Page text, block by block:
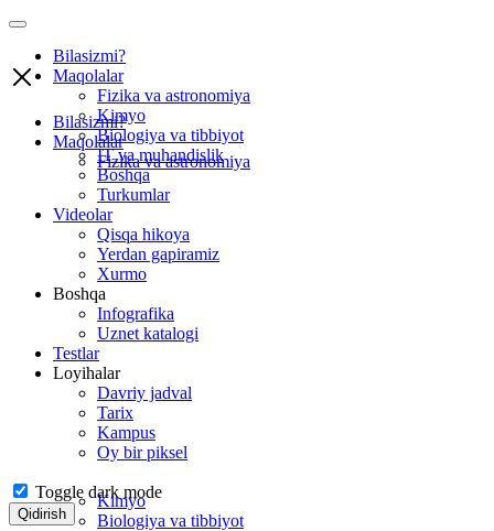
Bilasizmi?
Maqolalar
Fizika va astronomiya
Kimyo
Biologiya va tibbiyot
IT va muhandislik
Boshqa
Turkumlar
Videolar
Qisqa hikoya
Yerdan gapiramiz
Xurmo
Boshqa
Infografika
Uznet katalogi
Testlar
Loyihalar
Davriy jadval
Tarix
Kampus
Oy bir piksel
Toggle dark mode
Qidirish
Bilasizmi?
Maqolalar
Fizika va astronomiya
Kimyo
Biologiya va tibbiyot